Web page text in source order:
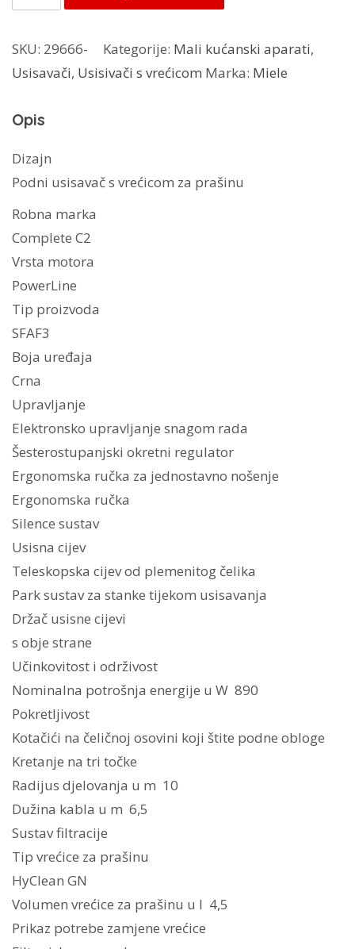
usisivač
Complate
Black
količina
SKU: 29666- Kategorije: Mali kućanski aparati,
Usisavači, Usisivači s vrećicom Marka: Miele
Opis
Dizajn
Podni usisavač s vrećicom za prašinu
Robna marka
Complete C2
Vrsta motora
PowerLine
Tip proizvoda
SFAF3
Boja uređaja
Crna
Upravljanje
Elektronsko upravljanje snagom rada
Šesterostupanjski okretni regulator
Ergonomska ručka za jednostavno nošenje
Ergonomska ručka
Silence sustav
Usisna cijev
Teleskopska cijev od plemenitog čelika
Park sustav za stanke tijekom usisavanja
Držač usisne cijevi
s obje strane
Učinkovitost i održivost
Nominalna potrošnja energije u W 890
Pokretljivost
Kotačići na čeličnoj osovini koji štite podne obloge
Kretanje na tri točke
Radijus djelovanja u m 10
Dužina kabla u m 6,5
Sustav filtracije
Tip vrećice za prašinu
HyClean GN
Volumen vrećice za prašinu u l 4,5
Prikaz potrebe zamjene vrećice